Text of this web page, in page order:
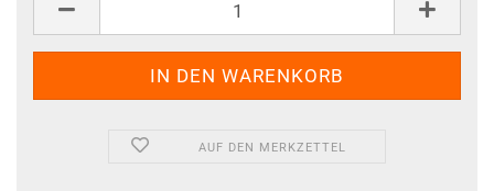
AUF DEN MERKZETTEL